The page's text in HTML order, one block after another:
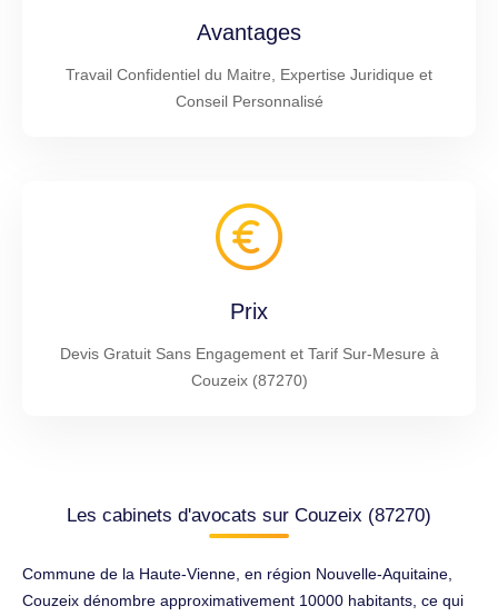
Avantages
Travail Confidentiel du Maitre, Expertise Juridique et
Conseil Personnalisé
Prix
Devis Gratuit Sans Engagement et Tarif Sur-Mesure à
Couzeix (87270)
Les cabinets d'avocats sur Couzeix (87270)
Commune de la Haute-Vienne, en région Nouvelle-Aquitaine,
Couzeix dénombre approximativement 10000 habitants, ce qui